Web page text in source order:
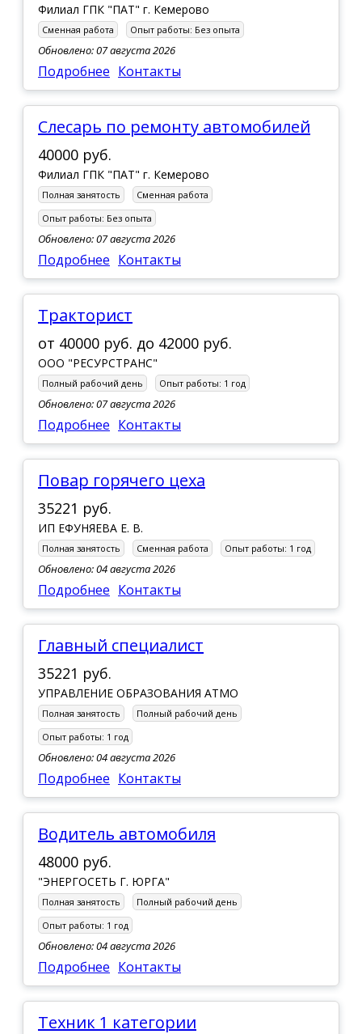
Филиал ГПК "ПАТ" г. Кемерово
Сменная работа Опыт работы: Без опыта
Обновлено: 07 августа 2026
Подробнее Контакты
Слесарь по ремонту автомобилей
40000 руб.
Филиал ГПК "ПАТ" г. Кемерово
Полная занятость
Сменная работа
Опыт работы: Без опыта
Обновлено: 07 августа 2026
Подробнее Контакты
Тракторист
от 40000 руб. до 42000 руб.
ООО "РЕСУРСТРАНС"
Полный рабочий день Опыт работы: 1 год
Обновлено: 07 августа 2026
Подробнее Контакты
Повар горячего цеха
35221 руб.
ИП ЕФУНЯЕВА Е. В.
Полная занятость Сменная работа Опыт работы: 1 год
Обновлено: 04 августа 2026
Подробнее Контакты
Главный специалист
35221 руб.
УПРАВЛЕНИЕ ОБРАЗОВАНИЯ АТМО
Полная занятость
Полный рабочий день
Опыт работы: 1 год
Обновлено: 04 августа 2026
Подробнее Контакты
Водитель автомобиля
48000 руб.
"ЭНЕРГОСЕТЬ Г. ЮРГА"
Полная занятость
Полный рабочий день
Опыт работы: 1 год
Обновлено: 04 августа 2026
Подробнее Контакты
Техник 1 категории